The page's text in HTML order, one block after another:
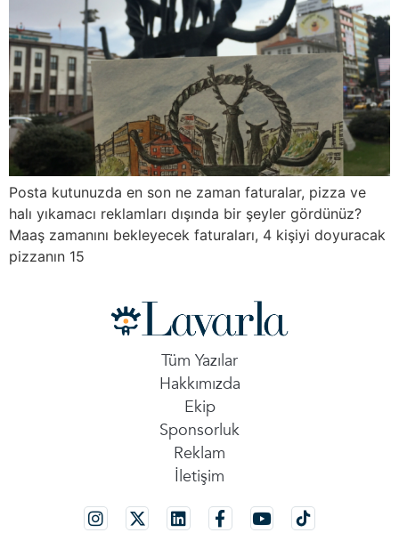
Posta kutunuzda en son ne zaman faturalar, pizza ve
halı yıkamacı reklamları dışında bir şeyler gördünüz?
Maaş zamanını bekleyecek faturaları, 4 kişiyi doyuracak
pizzanın 15
Tüm Yazılar
Hakkımızda
Ekip
Sponsorluk
Reklam
İletişim